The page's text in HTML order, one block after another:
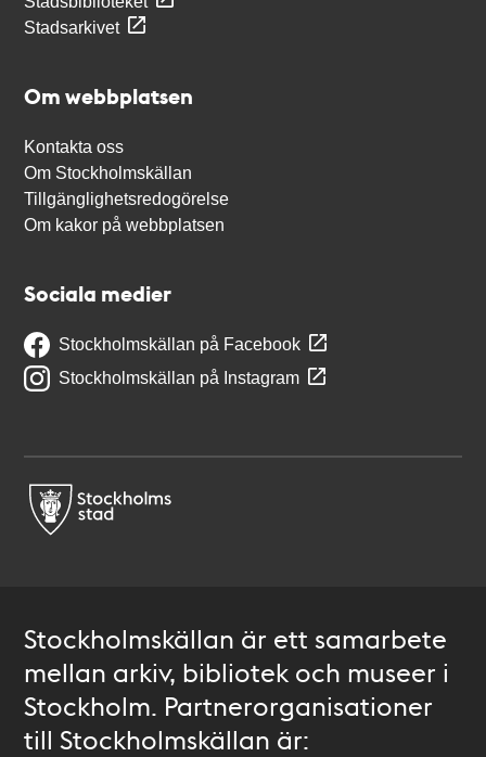
Stadsarkivet
Om webbplatsen
Kontakta oss
Om Stockholmskällan
Tillgänglighetsredogörelse
Om kakor på webbplatsen
Sociala medier
Stockholmskällan på Facebook
Stockholmskällan på Instagram
Stockholmskällan är ett samarbete
mellan arkiv, bibliotek och museer i
Stockholm. Partnerorganisationer
till Stockholmskällan är: